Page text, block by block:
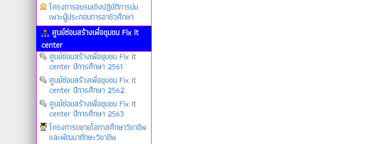
โครงการอบรมเชิงปฏิบัติการบ่ม
เพาะผู้ประกอบการอาชีวศึกษา
ศูนย์ซ่อมสร้างเพื่อชุมชน Fix it
center
ศูนย์ซ่อมสร้างเพื่อชุมชน Fix it
center ปีการศึกษา 2561
ศูนย์ซ่อมสร้างเพื่อชุมชน Fix it
center ปีการศึกษา 2562
ศูนย์ซ่อมสร้างเพื่อชุมชน Fix it
center ปีการศึกษา 2563
โครงการขยายโอกาสศึกษาวิชาชีพ
และพัฒนาทักษะวิชาชีพ